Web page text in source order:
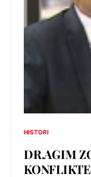
HISTORI
DR.AGIM